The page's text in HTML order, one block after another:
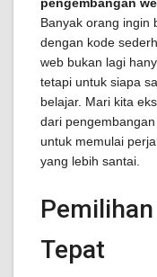
Banyak orang ingin
dengan kode
web bukan lagi
tetapi untuk siapa
belajar. Mari kita
dari
untuk memulai
yang lebih santai.
Tepat